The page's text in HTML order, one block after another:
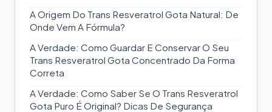
A Origem Do Trans Resveratrol Gota Natural: De
Onde Vem A Fórmula?
A Verdade: Como Guardar E Conservar O Seu
Trans Resveratrol Gota Concentrado Da Forma
Correta
A Verdade: Como Saber Se O Trans Resveratrol
Gota Puro É Original? Dicas De Segurança